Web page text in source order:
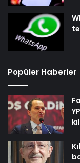
Popüler Haberler